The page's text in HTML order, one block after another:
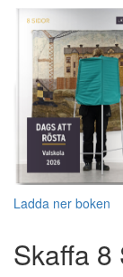
Ladda ner boken
Skaffa 8